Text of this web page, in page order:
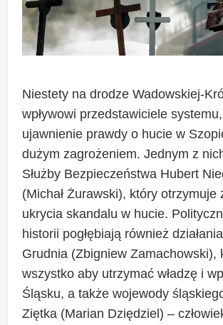
Niestety na drodze Wadowskiej-
wpływowi przedstawiciele
ujawnienie prawdy o hucie w
dużym zagrożeniem. Jednym z
Służby Bezpieczeństwa Hubert
(Michał Żurawski), który otrzymuje
ukrycia skandalu w hucie.
historii pogłębiają również
Grudnia (Zbigniew Zamachowski),
wszystko aby utrzymać władzę i
Śląsku, a także wojewody
Ziętka (Marian Dziędziel) –